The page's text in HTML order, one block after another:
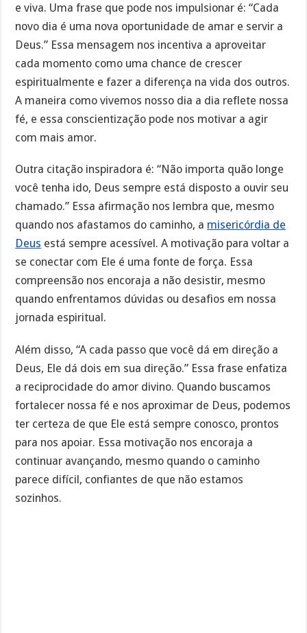
e viva. Uma frase que pode nos impulsionar é: “Cada
novo dia é uma nova oportunidade de amar e servir a
Deus.” Essa mensagem nos incentiva a aproveitar
cada momento como uma chance de crescer
espiritualmente e fazer a diferença na vida dos outros.
A maneira como vivemos nosso dia a dia reflete nossa
fé, e essa conscientização pode nos motivar a agir
com mais amor.
Outra citação inspiradora é: “Não importa quão longe
você tenha ido, Deus sempre está disposto a ouvir seu
chamado.” Essa afirmação nos lembra que, mesmo
quando nos afastamos do caminho, a misericórdia de
Deus está sempre acessível. A motivação para voltar a
se conectar com Ele é uma fonte de força. Essa
compreensão nos encoraja a não desistir, mesmo
quando enfrentamos dúvidas ou desafios em nossa
jornada espiritual.
Além disso, “A cada passo que você dá em direção a
Deus, Ele dá dois em sua direção.” Essa frase enfatiza
a reciprocidade do amor divino. Quando buscamos
fortalecer nossa fé e nos aproximar de Deus, podemos
ter certeza de que Ele está sempre conosco, prontos
para nos apoiar. Essa motivação nos encoraja a
continuar avançando, mesmo quando o caminho
parece difícil, confiantes de que não estamos
sozinhos.